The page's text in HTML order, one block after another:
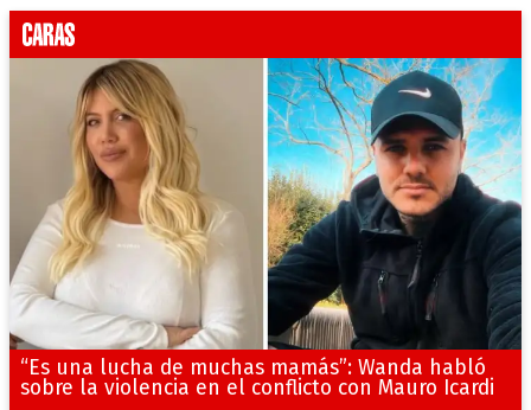
“Es una lucha de muchas mamás”: Wanda habló
sobre la violencia en el conflicto con Mauro Icardi